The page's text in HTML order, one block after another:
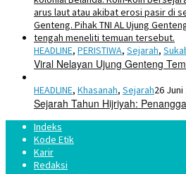
HEADLINE, PERISTIWA, Sejarah,
Viral Nelayan Ujung Genteng
HEADLINE, Khasanah, Sejarah26 Juni
Sejarah Tahun Hijriyah:
Indeks
Kode Etik
Karir
Redaksi